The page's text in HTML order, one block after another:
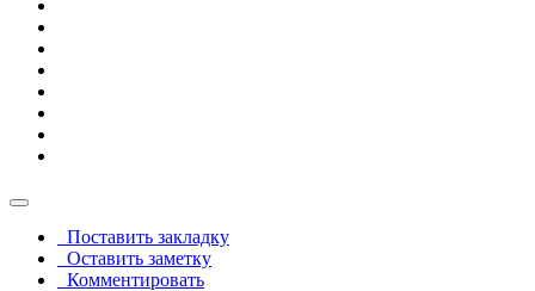
Поставить закладку
Оставить заметку
Комментировать